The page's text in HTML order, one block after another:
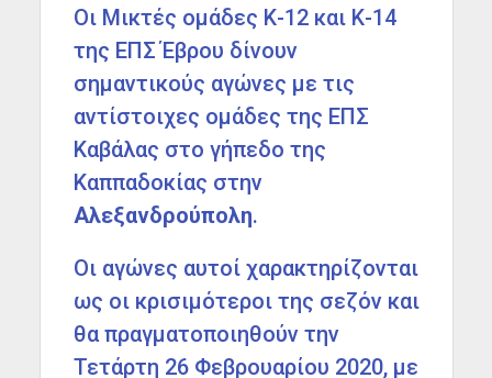
Οι Μικτές ομάδες Κ-12 και Κ-14
της ΕΠΣ Έβρου δίνουν
σημαντικούς αγώνες με τις
αντίστοιχες ομάδες της ΕΠΣ
Καβάλας στο γήπεδο της
Καππαδοκίας στην
Αλεξανδρούπολη.
Οι αγώνες αυτοί χαρακτηρίζονται
ως οι κρισιμότεροι της σεζόν και
θα πραγματοποιηθούν την
Τετάρτη 26 Φεβρουαρίου 2020, με